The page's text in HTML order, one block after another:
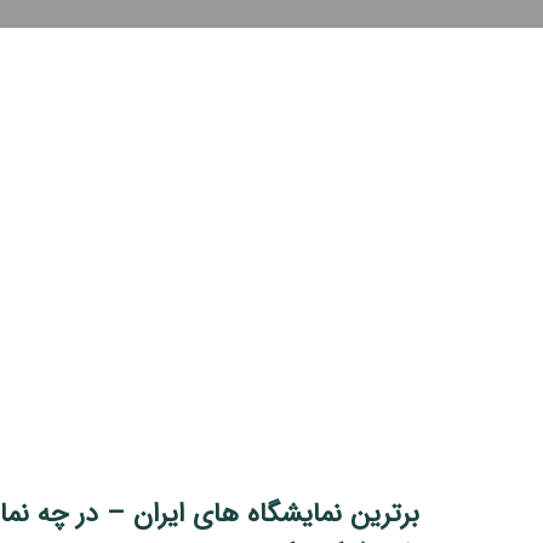
برترین نمایشگاه‌ های ایران – در چه